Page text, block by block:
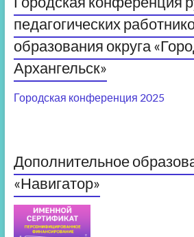
педагогических
образования округа
Архангельск»
Городская конференция 2025
Дополнительное
«Навигатор»